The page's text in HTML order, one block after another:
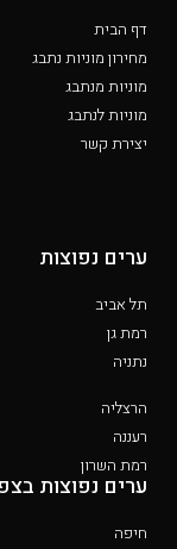
דף הבית
מחירון מוניות נתבג
מוניות מנתבג
מוניות לנתבג
יצירת קשר
ערים נפוצות
תל אביב
רמת גן
נתניה
הרצליה
רעננה
רמת השרון
ערים נפוצות
חיפה